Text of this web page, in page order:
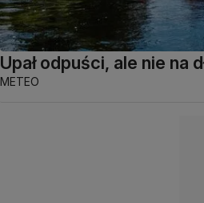
Upał odpuści, ale nie na
METEO